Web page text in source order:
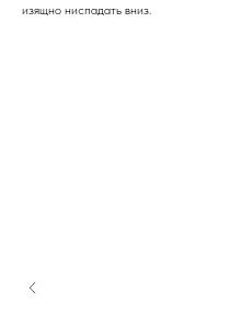
изящно ниспадать вниз.